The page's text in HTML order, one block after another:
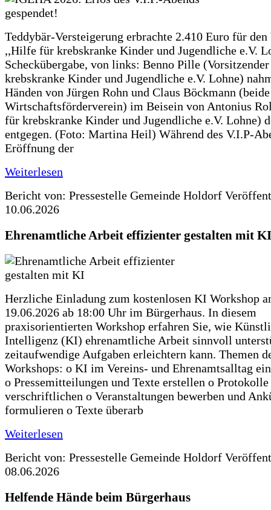
Teddybär-Versteigerung erbrachte 2.410 Euro für den
,,Hilfe für krebskranke Kinder und Jugendliche e.V.
Scheckübergabe, von links: Benno Pille
krebskranke Kinder und Jugendliche e.V. Lohne)
Händen von Jürgen Rohn und Claus Böckmann
Wirtschaftsförderverein) im Beisein von Antonius
für krebskranke Kinder und Jugendliche e.V. Lohne)
entgegen. (Foto: Martina Heil) Während des V.I.P-
Eröffnung der
Weiterlesen
Bericht von: Pressestelle Gemeinde Holdorf
10.06.2026
Ehrenamtliche Arbeit effizienter gestalten mit KI
Herzliche Einladung zum kostenlosen KI Workshop
19.06.2026 ab 18:00 Uhr im Bürgerhaus. In diesem
praxisorientierten Workshop erfahren Sie, wie
Intelligenz (KI) ehrenamtliche Arbeit sinnvoll
zeitaufwendige Aufgaben erleichtern kann. Themen
Workshops: o KI im Vereins- und Ehrenamtsalltag
o Pressemitteilungen und Texte erstellen o
verschriftlichen o Veranstaltungen bewerben und
formulieren o Texte überarb
Weiterlesen
Bericht von: Pressestelle Gemeinde Holdorf
08.06.2026
Helfende Hände beim Bürgerhaus